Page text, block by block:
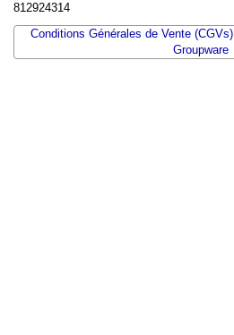
812924314
Conditions Générales de Vente (CGVs)
Groupware